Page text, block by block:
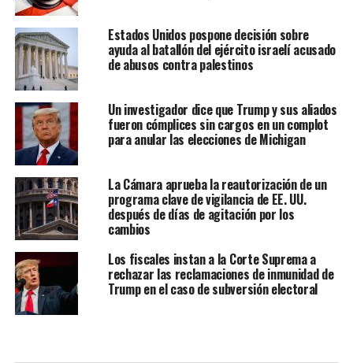
Estados Unidos pospone decisión sobre
ayuda al batallón del ejército israelí acusado
de abusos contra palestinos
Un investigador dice que Trump y sus aliados
fueron cómplices sin cargos en un complot
para anular las elecciones de Michigan
La Cámara aprueba la reautorización de un
programa clave de vigilancia de EE. UU.
después de días de agitación por los
cambios
Los fiscales instan a la Corte Suprema a
rechazar las reclamaciones de inmunidad de
Trump en el caso de subversión electoral